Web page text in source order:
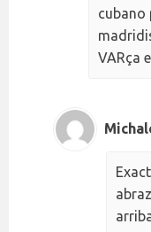
cubano
VARça